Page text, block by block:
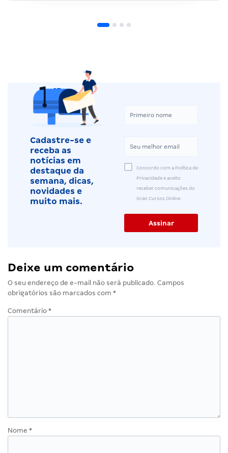
Cadastre-se e
receba as
notícias em
destaque da
semana, dicas,
novidades e
muito mais.
Concordo com a Política de
Privacidade e aceito
receber comunicações do
Gran Cursos Online.
Deixe um comentário
O seu endereço de e-mail não será publicado. Campos
obrigatórios são marcados com *
Comentário *
Nome *